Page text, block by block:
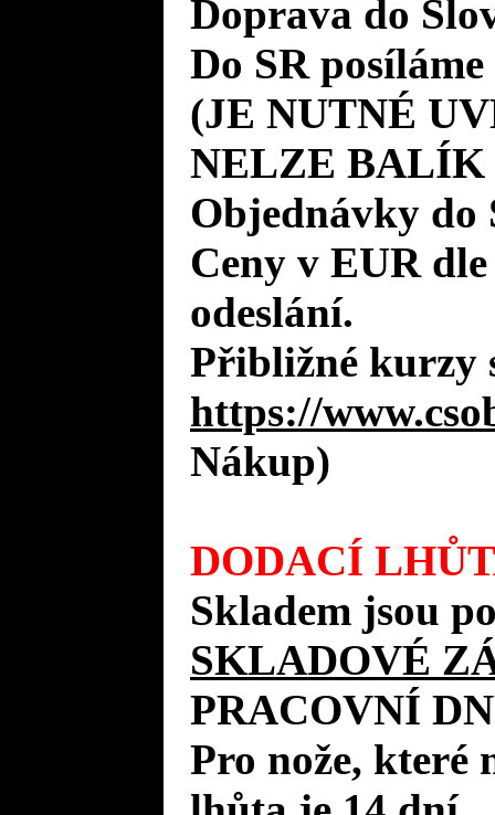
Doprava do
Do SR
(JE NUTNÉ
NELZE BALÍK
Objednávky do
Ceny v EUR
odeslání.
Přibližné kurzy
https://
Nákup)
DODACÍ
Skladem jsou
SKLADOVÉ
PRACOVNÍ
Pro nože, které